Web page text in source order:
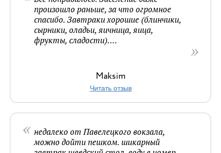
произошло раньше, за что огромное
спасибо. Завтраки хорошие (блинчики,
сырники, оладьи, яичница, яица,
фрукты, сладости)....
Maksim
Читать отзыв
недалеко от Павелецкого вокзала,
можно дойти пешком. шикарный